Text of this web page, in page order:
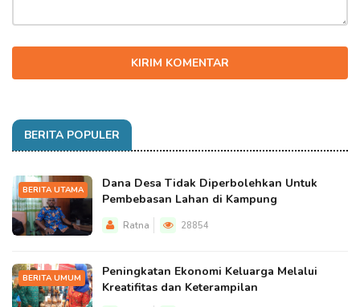
KIRIM KOMENTAR
BERITA POPULER
BERITA UTAMA
Dana Desa Tidak Diperbolehkan Untuk
Pembebasan Lahan di Kampung
Ratna 28854
BERITA UMUM
Peningkatan Ekonomi Keluarga Melalui
Kreatifitas dan Keterampilan